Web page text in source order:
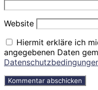
Website
Hiermit erkläre ich
angegebenen Daten